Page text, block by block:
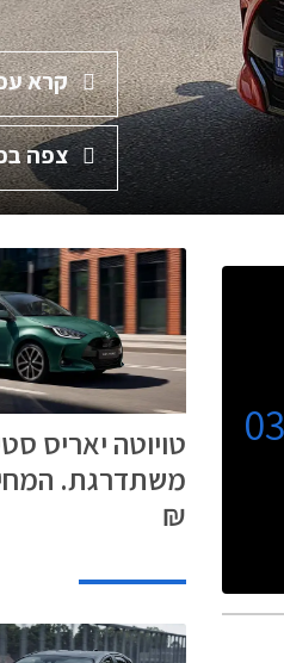
קרא
צפה
טויוטה יאריס
₪